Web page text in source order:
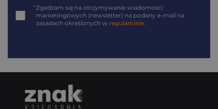
*Zgadzam się na otrzymywanie wiadomości
marketingowych (newsletter) na podany e-mail na
zasadach określonych w regulaminie.